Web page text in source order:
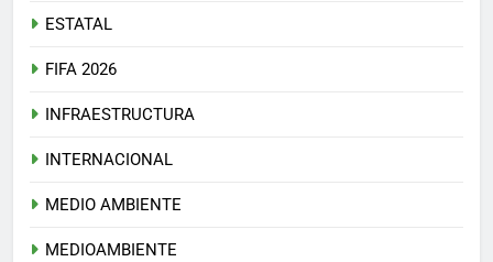
ESTATAL
FIFA 2026
INFRAESTRUCTURA
INTERNACIONAL
MEDIO AMBIENTE
MEDIOAMBIENTE